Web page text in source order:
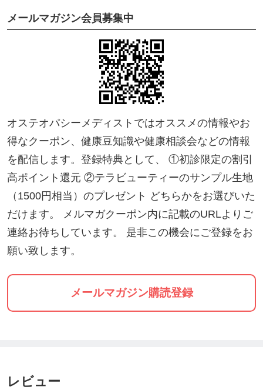
メールマガジン会員募集中
オステオパシーメディストではオススメの情報やお
得なクーポン、健康豆知識や健康相談会などの情報
を配信します。登録特典として、 ①初診限定の割引
高ポイント還元 ②テラビューティーのサンプル生地
（1500円相当）のプレゼント どちらかをお選びいた
だけます。 メルマガクーポン内に記載のURLよりご
連絡お待ちしています。 是非この機会にご登録をお
願い致します。
メールマガジン購読登録
レビュー